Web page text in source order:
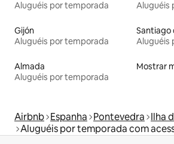
Aluguéis por temporada
Aluguéis
Gijón
Aluguéis por temporada
Santiago
Aluguéis
Almada
Aluguéis por temporada
Mostrar
Airbnb Espanha Pontevedra Ilha
Aluguéis por temporada com